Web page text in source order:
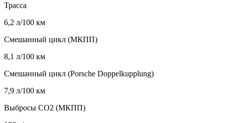
Трасса
6,2 л/100 км
Смешанный цикл (МКПП)
8,1 л/100 км
Смешанный цикл (Porsche Doppelkupplung)
7,9 л/100 км
Выбросы CO2 (МКПП)